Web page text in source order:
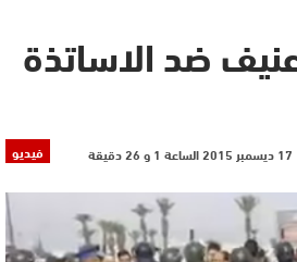
ضد الاساتذة
فيديو 17 ديسمبر 2015 الساعة 1 و 26 دقيقة